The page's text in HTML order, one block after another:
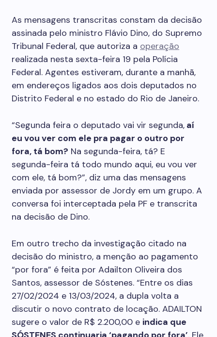
As mensagens transcritas constam da decisão
assinada pelo ministro Flávio Dino, do Supremo
Tribunal Federal, que autoriza a operação
realizada nesta sexta-feira 19 pela Polícia
Federal. Agentes estiveram, durante a manhã,
em endereços ligados aos dois deputados no
Distrito Federal e no estado do Rio de Janeiro.
“Segunda feira o deputado vai vir segunda, aí
eu vou ver com ele pra pagar o outro por
fora, tá bom? Na segunda-feira, tá? E
segunda-feira tá todo mundo aqui, eu vou ver
com ele, tá bom?”, diz uma das mensagens
enviada por assessor de Jordy em um grupo. A
conversa foi interceptada pela PF e transcrita
na decisão de Dino.
Em outro trecho da investigação citado na
decisão do ministro, a menção ao pagamento
“por fora” é feita por Adailton Oliveira dos
Santos, assessor de Sóstenes. “Entre os dias
27/02/2024 e 13/03/2024, a dupla volta a
discutir o novo contrato de locação. ADAILTON
sugere o valor de R$ 2.200,00 e indica que